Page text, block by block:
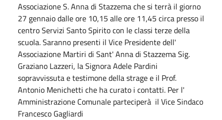
Associazione S. Anna di Stazzema che si terrà il giorno
27 gennaio dalle ore 10,15 alle ore 11,45 circa presso il
centro Servizi Santo Spirito con le classi terze della
scuola. Saranno presenti il Vice Presidente dell'
Associazione Martiri di Sant' Anna di Stazzema Sig.
Graziano Lazzeri, la Signora Adele Pardini
sopravvissuta e testimone della strage e il Prof.
Antonio Menichetti che ha curato i contatti. Per l'
Amministrazione Comunale parteciperà il Vice Sindaco
Francesco Gagliardi